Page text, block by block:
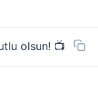
olsun! 📺